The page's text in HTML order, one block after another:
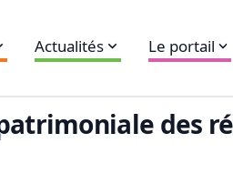
Actualités Le portail
des